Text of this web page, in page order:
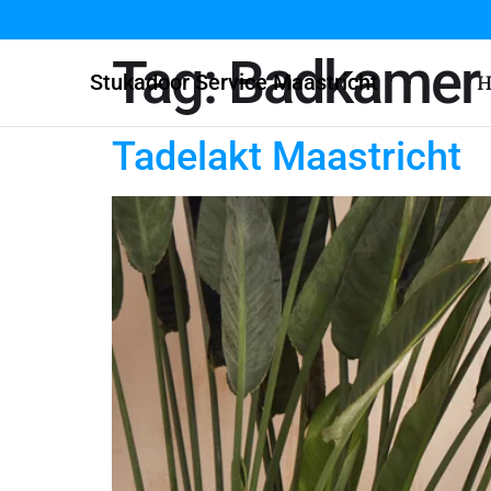
Stukadoor Service Maastricht
Tag:
Tadelakt Maastricht